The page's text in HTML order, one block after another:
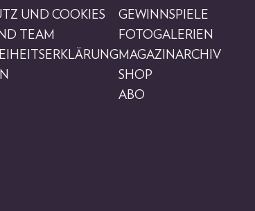
UND COOKIES
TEAM
GEWINNSPIELE
FOTOGALERIEN
MAGAZINARCHIV
SHOP
ABO